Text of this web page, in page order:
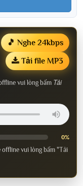
🎵 Nghe 24kbps
Tải file MP3
vui lòng bấm Tải
0%
offline vui lòng bấm "Tải